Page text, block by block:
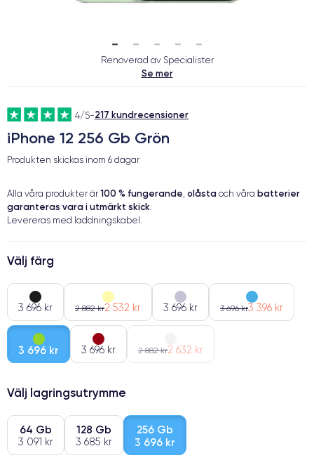
Renoverad av Specialister
Se mer
4/5-217 kundrecensioner
iPhone 12 256 Gb Grön
Produkten skickas inom 6 dagar
Alla våra produkter är 100 % fungerande, olåsta och våra batterier
garanteras vara i utmärkt skick.
Levereras med laddningskabel.
Välj färg
3 696 kr 2 882 kr2 532 kr 3 696 kr 3 696 kr3 396 kr
3 696 kr 3 696 kr 2 882 kr2 632 kr
Välj lagringsutrymme
64 Gb
3 091 kr
128 Gb
3 685 kr
256 Gb
3 696 kr